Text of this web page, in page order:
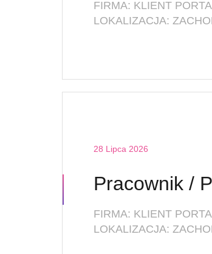
FIRMA: KLIENT
LOKALIZACJA:
28 Lipca 2026
FIRMA: KLIENT
LOKALIZACJA: